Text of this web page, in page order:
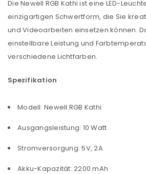
Die Newell RGB Kathi ist eine LED-
einzigartigen Schwertform, die Sie
und Videoarbeiten einsetzen können.
einstellbare Leistung und
verschiedene Lichtfarben.
Spezifikation
Modell: Newell RGB Kathi
Ausgangsleistung: 10 Watt
Stromversorgung: 5V, 2A
Akku-Kapazität: 2200 mAh